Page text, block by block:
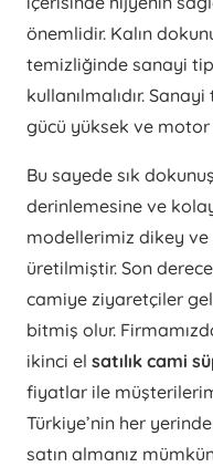
önemlidir. Kalın
temizliğinde sanayi
kullanılmalıdır.
gücü yüksek ve
Bu sayede sık
derinlemesine ve
modellerimiz dikey
üretilmiştir. Son
camiye ziyaretçiler
bitmiş olur.
ikinci el satılık cami
fiyatlar ile
Türkiye’nin her
satın almanız